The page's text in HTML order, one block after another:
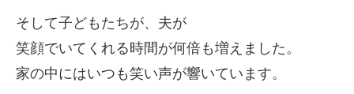
そして子どもたちが、夫が
笑顔でいてくれる時間が何倍も増えました。
家の中にはいつも笑い声が響いています。